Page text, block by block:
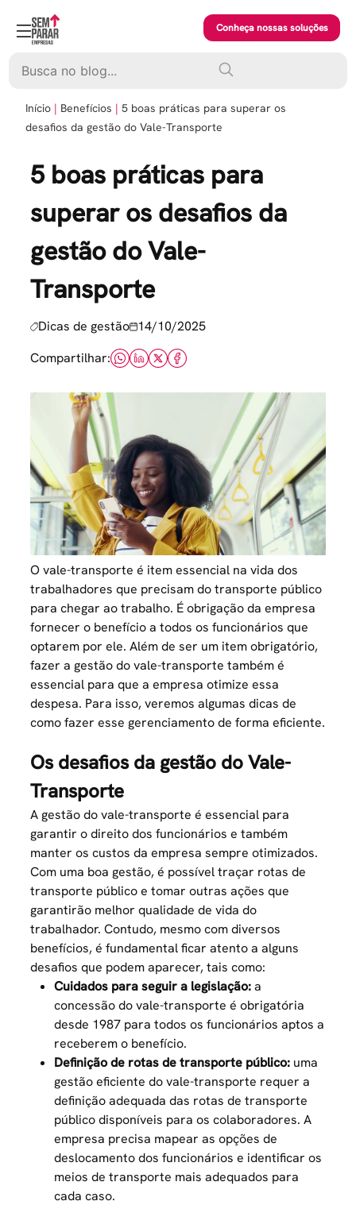
content
Conheça nossas soluções
Início Benefícios
5 boas práticas para superar os
desafios da gestão do Vale-Transporte
5 boas práticas para
superar os desafios da
gestão do Vale-
Transporte
Dicas de gestão 14/10/2025
Compartilhar:
O vale-transporte é item essencial na vida dos
trabalhadores que precisam do transporte público
para chegar ao trabalho. É obrigação da empresa
fornecer o benefício a todos os funcionários que
optarem por ele. Além de ser um item obrigatório,
fazer a gestão do vale-transporte também é
essencial para que a empresa otimize essa
despesa. Para isso, veremos algumas dicas de
como fazer esse gerenciamento de forma eficiente.
Os desafios da gestão do Vale-
Transporte
A gestão do vale-transporte é essencial para
garantir o direito dos funcionários e também
manter os custos da empresa sempre otimizados.
Com uma boa gestão, é possível traçar rotas de
transporte públicoe tomar outras ações que
garantirão melhor qualidade de vida do
trabalhador. Contudo, mesmo com diversos
benefícios, é fundamental ficar atento a alguns
desafios que podem aparecer, tais como:
Cuidados para seguir a legislação:a
concessão do vale-transporte é obrigatória
desde 1987 para todos os funcionários aptos a
receberem o benefício.
Definição de rotas de transporte público: uma
gestão eficiente do vale-transporte requer a
definição adequada das rotas de transporte
público disponíveis para os colaboradores. A
empresa precisa mapear as opções de
deslocamento dos funcionários e identificar os
meios de transporte mais adequados para
cada caso.